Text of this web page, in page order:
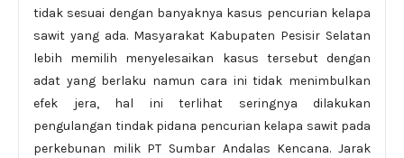
tidak sesuai dengan banyaknya kasus pencurian kelapa
sawit yang ada. Masyarakat Kabupaten Pesisir Selatan
lebih memilih menyelesaikan kasus tersebut dengan
adat yang berlaku namun cara ini tidak menimbulkan
efek jera, hal ini terlihat seringnya dilakukan
pengulangan tindak pidana pencurian kelapa sawit pada
perkebunan milik PT Sumbar Andalas Kencana. Jarak